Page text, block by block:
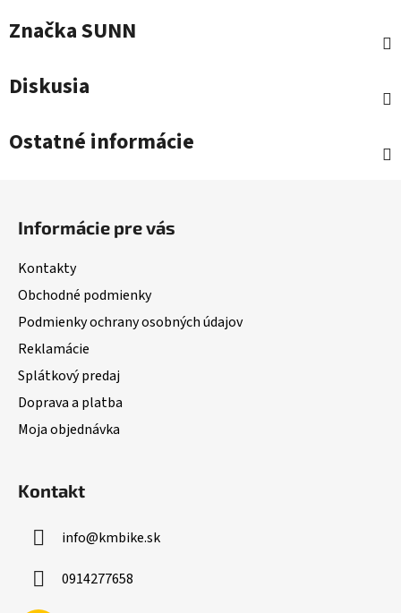
ZnačkaSUNN
Diskusia
Ostatné informácie
Informácie pre vás
Kontakty
Obchodné podmienky
Podmienky ochrany osobných údajov
Reklamácie
Splátkový predaj
Doprava a platba
Moja objednávka
Kontakt
info@kmbike.sk
0914277658